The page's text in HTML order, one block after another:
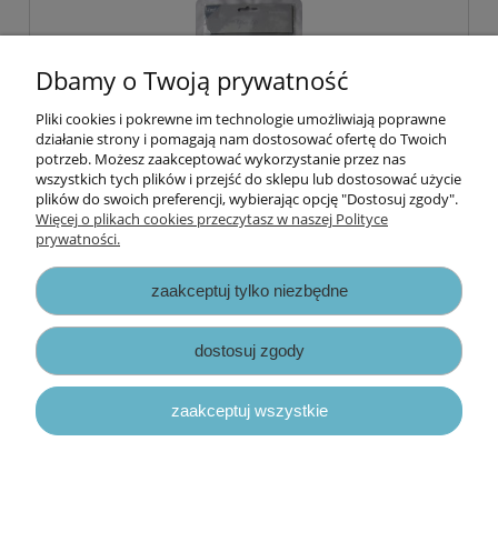
wykrojnik Joy pop-up - ramka label
[6003/2011]
56,00 zł
do koszyka
Dbamy o Twoją prywatność
Pliki cookies i pokrewne im technologie umożliwiają poprawne
działanie strony i pomagają nam dostosować ofertę do Twoich
potrzeb. Możesz zaakceptować wykorzystanie przez nas
wszystkich tych plików i przejść do sklepu lub dostosować użycie
plików do swoich preferencji, wybierając opcję "Dostosuj zgody".
Więcej o plikach cookies przeczytasz w naszej Polityce
prywatności.
zaakceptuj tylko niezbędne
dostosuj zgody
zaakceptuj wszystkie